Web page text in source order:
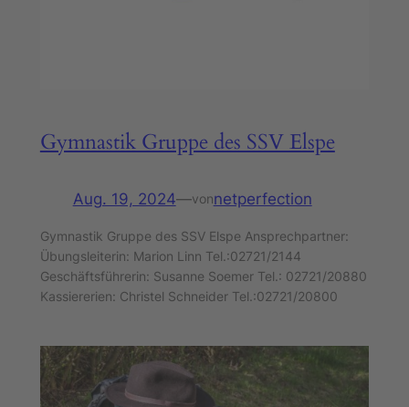
Gymnastik Gruppe des SSV Elspe
Aug. 19, 2024—vonnetperfection
Gymnastik Gruppe des SSV Elspe Ansprechpartner:
Übungsleiterin: Marion Linn Tel.:02721/2144
Geschäftsführerin: Susanne Soemer Tel.: 02721/20880
Kassiererien: Christel Schneider Tel.:02721/20800